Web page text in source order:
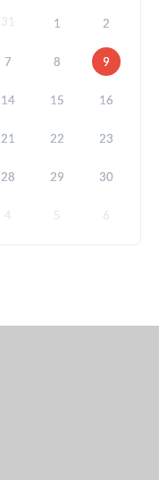
31 1 2
7 8 9
14 15 16
21 22 23
28 29 30
4 5 6